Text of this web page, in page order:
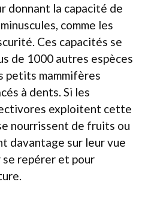
donnant la capacité de
comme les
Ces capacités se
de 1000 autres espèces
petits mammifères
à dents. Si les
exploitent cette
nourrissent de fruits ou
davantage sur leur vue
repérer et pour